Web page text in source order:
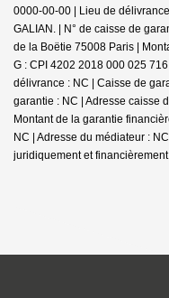
0000-00-00 | Lieu de
GALIAN. | N° de caisse de
de la Boëtie 75008 Paris |
G : CPI 4202 2018 000 025
délivrance : NC | Caisse de
garantie : NC | Adresse caisse
Montant de la garantie
NC | Adresse du médiateur :
juridiquement et